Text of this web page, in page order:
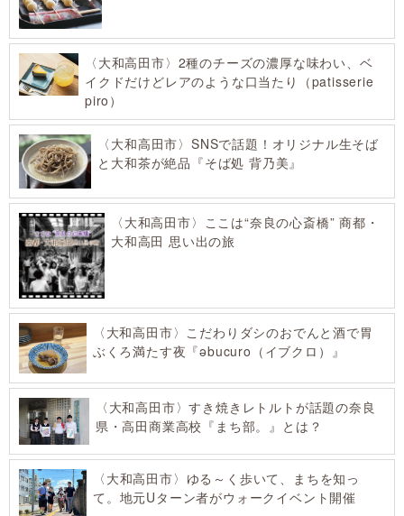
〈大和高田市〉2種のチーズの濃厚な味わい、ベ
イクドだけどレアのような口当たり（patisserie
piro）
〈大和高田市〉SNSで話題！オリジナル生そば
と大和茶が絶品『そば処 背乃美』
〈大和高田市〉ここは“奈良の心斎橋” 商都・
大和高田 思い出の旅
〈大和高田市〉こだわりダシのおでんと酒で胃
ぶくろ満たす夜『əbucuro（イブクロ）』
〈大和高田市〉すき焼きレトルトが話題の奈良
県・高田商業高校『まち部。』とは？
〈大和高田市〉ゆる～く歩いて、まちを知っ
て。地元Uターン者がウォークイベント開催